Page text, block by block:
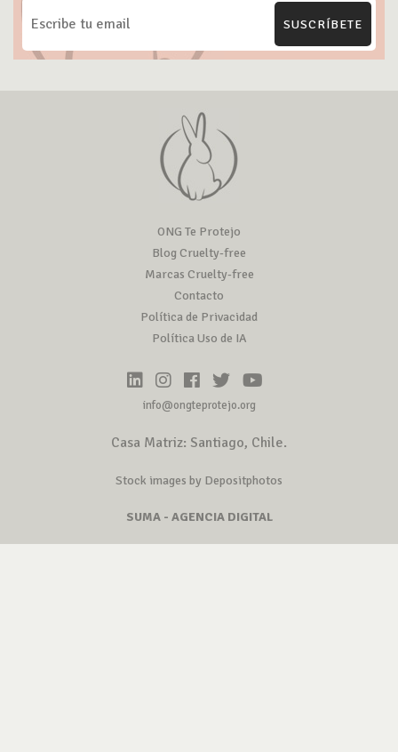
SUSCRÍBETE
ONG Te Protejo
Blog Cruelty-free
Marcas Cruelty-free
Contacto
Política de Privacidad
Política Uso de IA
info@ongteprotejo.org
Casa Matriz: Santiago, Chile.
Stock images by Depositphotos
SUMA - AGENCIA DIGITAL